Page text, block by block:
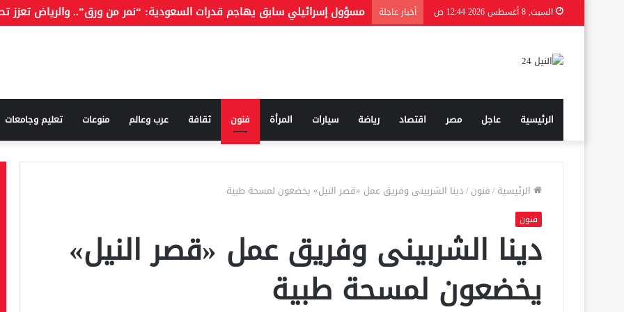
السبت, 8 أغسطس 2026 12:44 ص أخبار عاجلة
الرئيسية عاجل مصر اقتصاد رياضة سيارات المرأة فنون ثقافة عرب وعالم منوعات تعليم وجامعات
الرئيسية/فنون/دينا الشربينى وفريق عمل «قصر النيل» يخضعون لمسحة طبية
فنون
دينا الشربينى وفريق عمل «قصر النيل»
يخضعون لمسحة طبية